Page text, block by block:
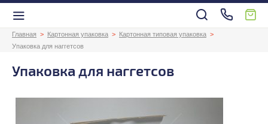
Главная Картонная упаковка
Картонная типовая упаковка
Упаковка для наггетсов
Упаковка для наггетсов